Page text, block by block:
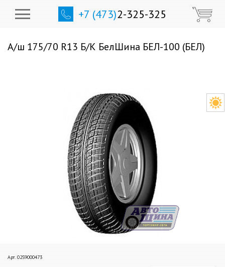
+7 (473)2-325-325
А/ш 175/70 R13 Б/К БелШина БЕЛ-100 (БЕЛ)
Арт. 0259000473